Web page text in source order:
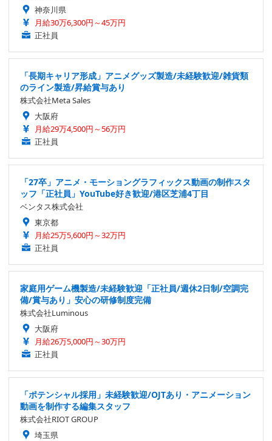
神奈川県
月給30万6,300円～45万円
正社員
「長期キャリア形成」アニメグッズ製造/未経験歓迎/雑貨類
のライン製造/昇給賞与あり
株式会社Meta Sales
大阪府
月給29万4,500円～56万円
正社員
「27卒」アニメ・モーショングラフィックス動画の制作スタ
ッフ「正社員」YouTube好き歓迎/港区芝浦4丁目
ベンタス株式会社
東京都
月給25万5,600円～32万円
正社員
家庭用ゲーム機製造/未経験歓迎「正社員/週休2日制/空調完
備/賞与あり」安心の研修制度完備
株式会社Luminous
大阪府
月給26万5,000円～30万円
正社員
「ポテンシャル採用」未経験歓迎/OJTあり・アニメーション
動画を制作する編集スタッフ
株式会社RIOT GROUP
埼玉県